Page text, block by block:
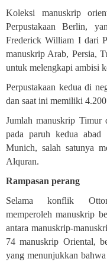
Koleksi manuskrip
Perpustakaan Berlin,
Frederick William I dari
manuskrip Arab, Persia,
untuk melengkapi ambisi
Perpustakaan kedua di
dan saat ini memiliki
Jumlah manuskrip Timur
pada paruh kedua abad
Munich, salah satunya
Alquran.
Rampasan perang
Selama konflik
memperoleh manuskrip
antara manuskrip-
74 manuskrip Oriental,
yang menunjukkan